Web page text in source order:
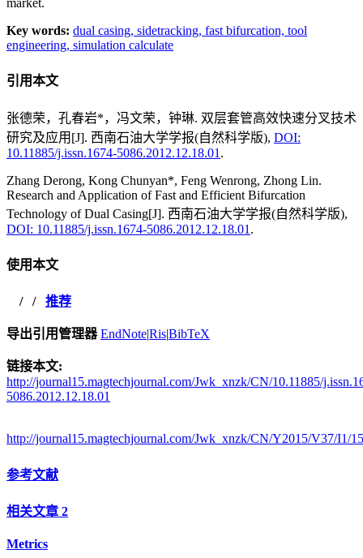
market.
Key words: dual casing, sidetracking, fast bifurcation, tool
engineering, simulation calculate
引用本文
张德荣，孔春岩*，冯文荣，钟琳. 双层套管高效快速分叉技术
研究及应用[J]. 西南石油大学学报(自然科学版), DOI:
10.11885/j.issn.1674-5086.2012.12.18.01 .
Zhang Derong, Kong Chunyan*, Feng Wenrong, Zhong Lin.
Research and Application of Fast and Efficient Bifurcation
Technology of Dual Casing[J]. 西南石油大学学报(自然科学版),
DOI: 10.11885/j.issn.1674-5086.2012.12.18.01 .
使用本文
/ / 推荐
导出引用管理器 EndNote|Ris|BibTeX
链接本文:
http://journal15.magtechjournal.com/Jwk_xnzk/CN/10.11885/
5086.2012.12.18.01
http://journal15.magtechjournal.com/Jwk_xnzk/CN/Y2015/V37/I1/
参考文献
相关文章 2
Metrics